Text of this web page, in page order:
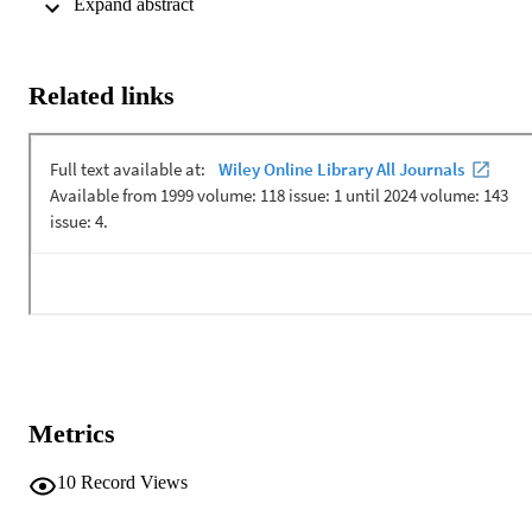
creciente interconexión entre países y sectores en las cadenas
Related links
Metrics
10 Record Views